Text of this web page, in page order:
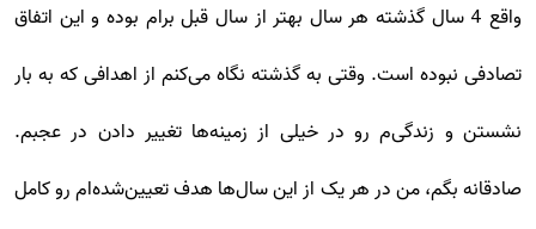
واقع 4 سال گذشته هر سال بهتر از سال قبل برام بوده و این اتفاق
تصادفی نبوده است. وقتی به گذشته نگاه می‌کنم از اهدافی که به بار
نشستن و زندگی‌م رو در خیلی از زمینه‌ها تغییر دادن در عجبم.
صادقانه بگم، من در هر یک از این سال‌ها هدف تعیین‌شده‌ام رو کامل